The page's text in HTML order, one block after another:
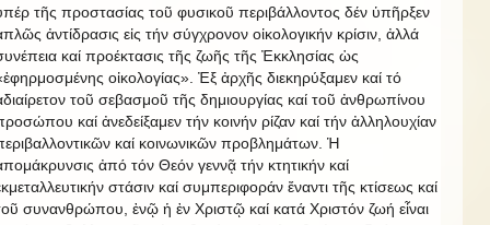
τῆς προστασίας τοῦ φυσικοῦ περιβάλλοντος δέν ὑπῆρξεν
ἀντίδρασις εἰς τήν σύγχρονον οἰκολογικήν κρίσιν, ἀλλά
καί προέκτασις τῆς ζωῆς τῆς Ἐκκλησίας ὡς
οἰκολογίας». Ἐξ ἀρχῆς διεκηρύξαμεν καί τό
τοῦ σεβασμοῦ τῆς δημιουργίας καί τοῦ ἀνθρωπίνου
καί ἀνεδείξαμεν τήν κοινήν ρίζαν καί τήν ἀλληλουχίαν
καί κοινωνικῶν προβλημάτων. Ἡ
ἀπό τόν Θεόν γεννᾷ τήν κτητικήν καί
στάσιν καί συμπεριφοράν ἔναντι τῆς κτίσεως καί
συνανθρώπου, ἐνῷ ἡ ἐν Χριστῷ καί κατά Χριστόν ζωή εἶναι